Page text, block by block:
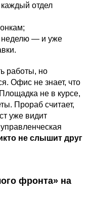
каждый отдел
неделю — и уже
работы, но
Офис не знает, что
не в курсе,
Прораб считает,
уже видит
не слышит друг
фронта» на